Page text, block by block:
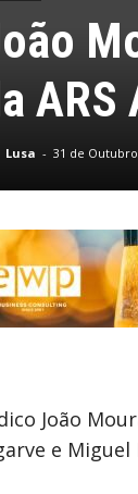
ARS
Lusa - 31 de
João
e